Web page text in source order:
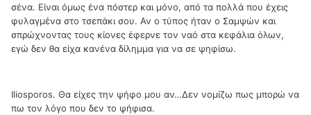
σένα. Είναι όμως ένα πόστερ και μόνο, από τα πολλά που έχεις
φυλαγμένα στο τσεπάκι σου. Αν ο τύπος ήταν ο Σαμψών και
σπρώχνοντας τους κίονες έφερνε τον ναό στα κεφάλια όλων,
εγώ δεν θα είχα κανένα δίλημμα για να σε ψηφίσω.
Iliosporos. Θα είχες την ψήφο μου αν…Δεν νομίζω πως μπορώ να
πω τον λόγο που δεν το ψήφισα.